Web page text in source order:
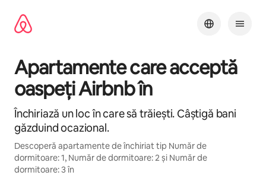
mergi
Apartamente care acceptă
oaspeți Airbnb în
Închiriază un loc în care să trăiești. Câștigă bani
găzduind ocazional.
Descoperă apartamente de închiriat tip Număr de
dormitoare: 1, Număr de dormitoare: 2 și Număr de
dormitoare: 3 în